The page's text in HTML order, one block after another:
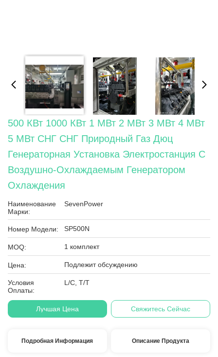
500 КВт 1000 КВт 1 МВт 2 МВт 3 МВт 4 МВт
5 МВт СНГ СНГ Природный Газ Дюц
Генераторная Установка Электростанция С
Воздушно-Охлаждаемым Генератором
Охлаждения
Наименование
Марки:
SevenPower
Номер Модели: SP500N
MOQ: 1 комплект
Цена: Подлежит обсуждению
Условия
Оплаты:
L/C, T/T
Лучшая Цена Свяжитесь Сейчас
Подробная Информация Описание Продукта